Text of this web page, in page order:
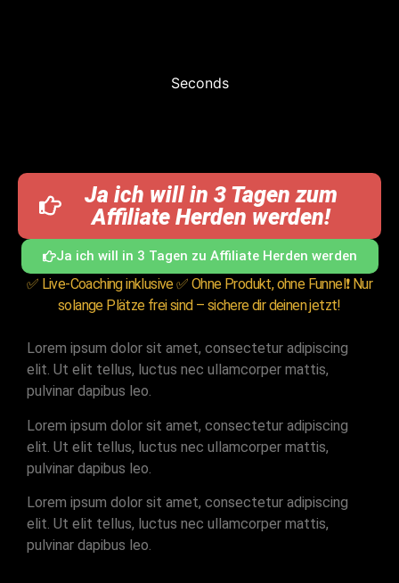
Seconds
Ja ich will in 3 Tagen zum
Affiliate Herden werden!
Ja ich will in 3 Tagen zu Affiliate Herden werden
✅ Live-Coaching inklusive ✅ Ohne Produkt, ohne Funnel❗ Nur
solange Plätze frei sind – sichere dir deinen jetzt!
Lorem ipsum dolor sit amet, consectetur adipiscing
elit. Ut elit tellus, luctus nec ullamcorper mattis,
pulvinar dapibus leo.
Lorem ipsum dolor sit amet, consectetur adipiscing
elit. Ut elit tellus, luctus nec ullamcorper mattis,
pulvinar dapibus leo.
Lorem ipsum dolor sit amet, consectetur adipiscing
elit. Ut elit tellus, luctus nec ullamcorper mattis,
pulvinar dapibus leo.